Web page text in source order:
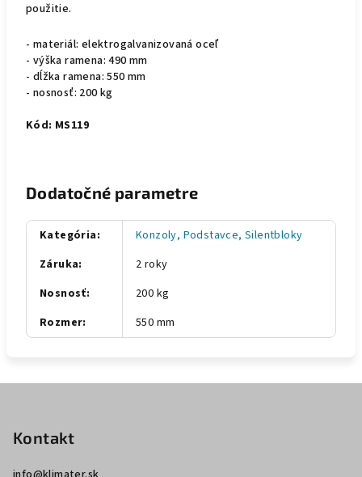
použitie.
- materiál: elektrogalvanizovaná oceľ
- výška ramena: 490 mm
- dĺžka ramena: 550 mm
- nosnosť: 200 kg
Kód: MS119
Dodatočné parametre
Kategória:
Konzoly, Podstavce, Silentbloky
Záruka:
2 roky
Nosnosť:
200 kg
Rozmer: 550 mm
Kontakt